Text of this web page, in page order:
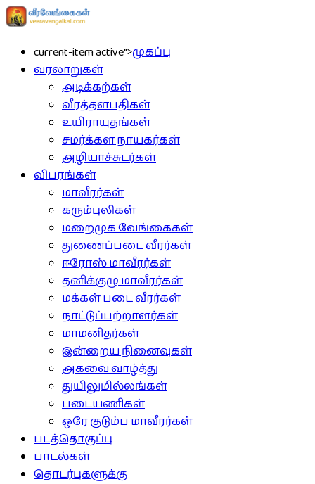
current-item active">முகப்பு
வரலாறுகள்
அடிக்கற்கள்
வீரத்தளபதிகள்
உயிராயுதங்கள்
சமர்க்கள நாயகர்கள்
அழியாச்சுடர்கள்
விபரங்கள்
மாவீரர்கள்
கரும்புலிகள்
மறைமுக வேங்கைகள்
துணைப்படை வீரர்கள்
ஈரோஸ் மாவீரர்கள்
தனிக்குழு மாவீரர்கள்
மக்கள் படை வீரர்கள்
நாட்டுப்பற்றாளர்கள்
மாமனிதர்கள்
இன்றைய நினைவுகள்
அகவை வாழ்த்து
துயிலுமில்லங்கள்
படையணிகள்
ஒரே குடும்ப மாவீரர்கள்
படத்தொகுப்பு
பாடல்கள்
தொடர்புகளுக்கு